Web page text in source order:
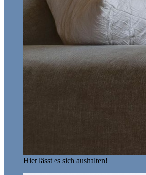
Hier lässt es sich aushalten!